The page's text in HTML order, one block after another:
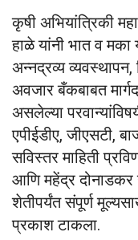
कृषी अभियांत्रिकी
हाळे यांनी भात व मका
अन्नद्रव्य
अवजार बँकबाबत
असलेल्या
एपीईडीए, जीएसटी,
सविस्तर माहिती
आणि महेंद्र दोनाडकर
शेतीपर्यंत संपूर्ण
प्रकाश टाकला.